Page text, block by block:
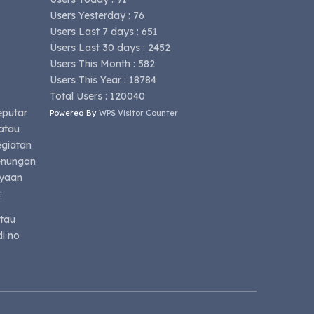
no
Users Yesterday : 76
Users Last 7 days : 651
Users Last 30 days : 2452
Users This Month : 582
Users This Year : 18784
Total Users : 120040
Powered By WPS Visitor Counter